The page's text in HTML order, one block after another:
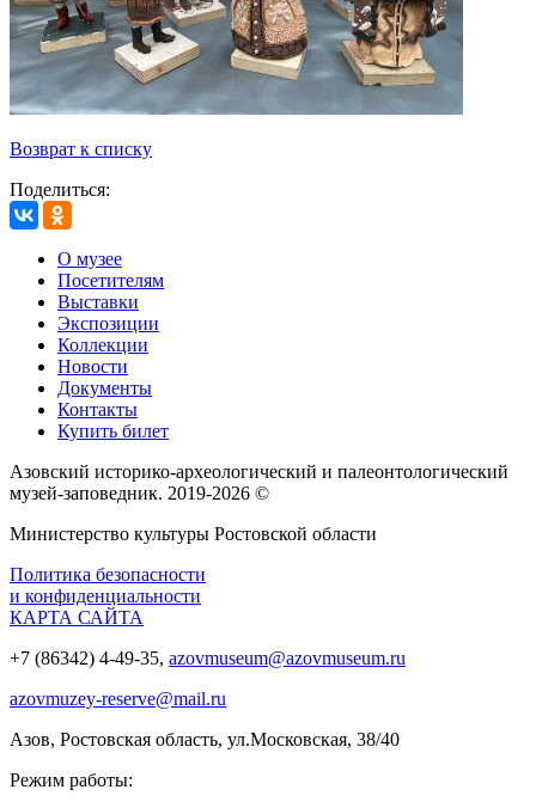
Возврат к списку
Поделиться:
О музее
Посетителям
Выставки
Экспозиции
Коллекции
Новости
Документы
Контакты
Купить билет
Азовский историко‑археологический и палеонтологический
музей‑заповедник. 2019-2026 ©
Министерство культуры Ростовской области
Политика безопасности
и конфиденциальности
КАРТА САЙТА
+7 (86342) 4-49-35, azovmuseum@azovmuseum.ru
azovmuzey-reserve@mail.ru
Азов, Ростовская область, ул.Московская, 38/40
Режим работы: